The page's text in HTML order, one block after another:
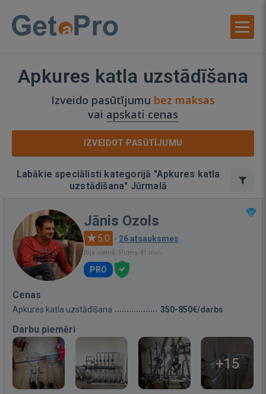
Apkures katla uzstādīšana
Izveido pasūtījumu bez maksas
vai apskati cenas
IZVEIDOT PASŪTĪJUMU
Labākie speciālisti kategorijā "Apkures katla
uzstādīšana" Jūrmalā
Jānis Ozols
5.0 · 26 atsauksmes
Bija vietnē: Pirms 41 min.
PRO
Cenas
Apkures katla uzstādīšana 350-850€/darbs
Darbu piemēri
+15